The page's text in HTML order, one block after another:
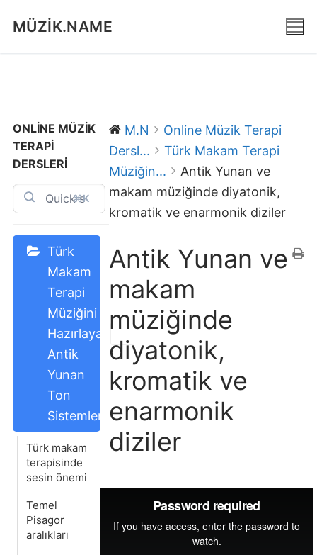
atlaMÜZIK.NAME
ONLINE MÜZIK
TERAPI
DERSLERI
⌘K
Türk
Makam
Terapi
Müziğini
Hazırlayan
Antik
Yunan
Ton
Sistemleri
Türk makam
terapisinde
sesin önemi
Temel
Pisagor
aralıkları
M.N
Online Müzik Terapi
Dersl...
Türk Makam Terapi
Müziğin...
Antik Yunan ve
makam müziğinde diyatonik,
kromatik ve enarmonik diziler
Antik Yunan ve
makam
müziğinde
diyatonik,
kromatik ve
enarmonik
diziler